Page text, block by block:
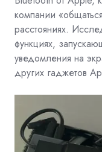
компании
расстояниях.
функциях,
уведомления на
других гаджетов